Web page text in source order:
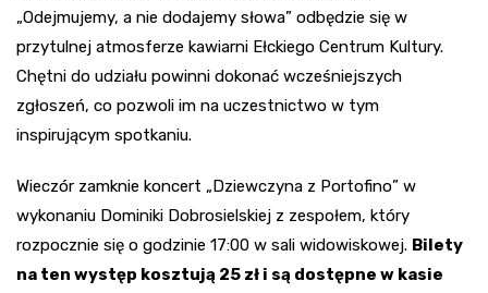
„Odejmujemy, a nie dodajemy słowa” odbędzie się w
przytulnej atmosferze kawiarni Ełckiego Centrum Kultury.
Chętni do udziału powinni dokonać wcześniejszych
zgłoszeń, co pozwoli im na uczestnictwo w tym
inspirującym spotkaniu.
Wieczór zamknie koncert „Dziewczyna z Portofino” w
wykonaniu Dominiki Dobrosielskiej z zespołem, który
rozpocznie się o godzinie 17:00 w sali widowiskowej. Bilety
na ten występ kosztują 25 zł i są dostępne w kasie